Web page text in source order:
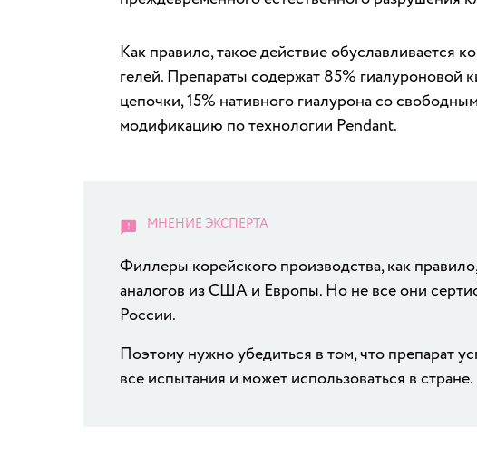
Как правило, такое действие обуславливается
гелей. Препараты содержат 85% гиалуроновой
цепочки, 15% нативного гиалурона со
модификацию по технологии Pendant.
Филлеры корейского производства, как
аналогов из США и Европы. Но не все они
России.
Поэтому нужно убедиться в том, что препарат
все испытания и может использоваться в стране.